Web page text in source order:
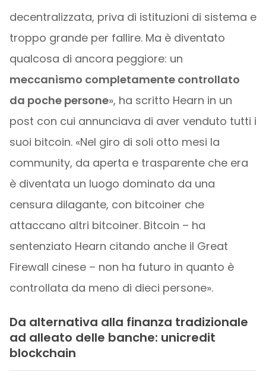
decentralizzata, priva di istituzioni di sistema e
troppo grande per fallire. Ma è diventato
qualcosa di ancora peggiore: un
meccanismo completamente controllato
da poche persone», ha scritto Hearn in un
post con cui annunciava di aver venduto tutti i
suoi bitcoin. «Nel giro di soli otto mesi la
community, da aperta e trasparente che era
è diventata un luogo dominato da una
censura dilagante, con bitcoiner che
attaccano altri bitcoiner. Bitcoin – ha
sentenziato Hearn citando anche il Great
Firewall cinese – non ha futuro in quanto è
controllata da meno di dieci persone».
Da alternativa alla finanza tradizionale
ad alleato delle banche: unicredit
blockchain